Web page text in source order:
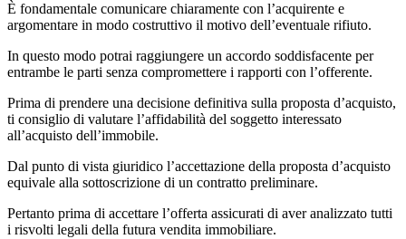
È fondamentale comunicare chiaramente con l’acquirente e
argomentare in modo costruttivo il motivo dell’eventuale rifiuto.
In questo modo potrai raggiungere un accordo soddisfacente per
entrambe le parti senza compromettere i rapporti con l’offerente.
Prima di prendere una decisione definitiva sulla proposta d’acquisto,
ti consiglio di valutare l’affidabilità del soggetto interessato
all’acquisto dell’immobile.
Dal punto di vista giuridico l’accettazione della proposta d’acquisto
equivale alla sottoscrizione di un contratto preliminare.
Pertanto prima di accettare l’offerta assicurati di aver analizzato tutti
i risvolti legali della futura vendita immobiliare.